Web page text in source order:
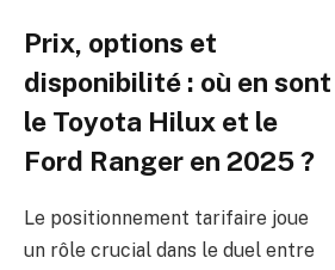
Prix, options et
disponibilité : où en sont
le Toyota Hilux et le
Ford Ranger en 2025 ?
Le positionnement tarifaire joue
un rôle crucial dans le duel entre